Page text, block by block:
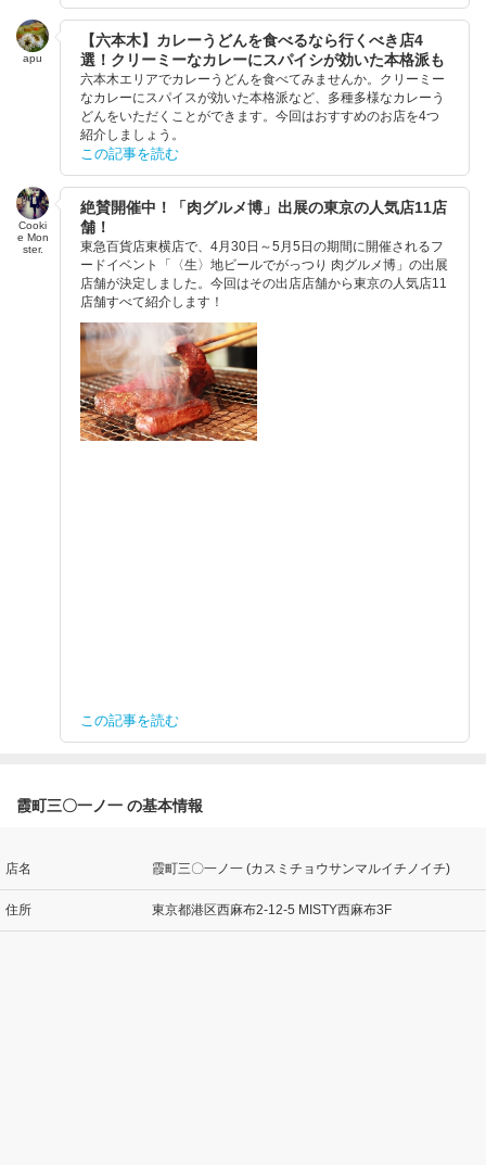
apu
【六本木】カレーうどんを食べるなら行くべき店4
選！クリーミーなカレーにスパイシが効いた本格派も
六本木エリアでカレーうどんを食べてみませんか。クリーミー
なカレーにスパイスが効いた本格派など、多種多様なカレーう
どんをいただくことができます。今回はおすすめのお店を4つ
紹介しましょう。
この記事を読む
Cooki
e Mon
ster.
絶賛開催中！「肉グルメ博」出展の東京の人気店11店
舗！
東急百貨店東横店で、4月30日～5月5日の期間に開催されるフ
ードイベント「〈生〉地ビールでがっつり 肉グルメ博」の出展
店舗が決定しました。今回はその出店店舗から東京の人気店11
店舗すべて紹介します！
この記事を読む
霞町三〇一ノ一 の基本情報
店名 霞町三〇一ノ一 (カスミチョウサンマルイチノイチ)
住所 東京都港区西麻布2-12-5 MISTY西麻布3F